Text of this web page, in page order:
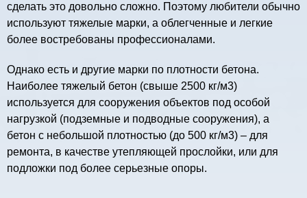
сделать это довольно сложно. Поэтому любители обычно
используют тяжелые марки, а облегченные и легкие
более востребованы профессионалами.
Однако есть и другие марки по плотности бетона.
Наиболее тяжелый бетон (свыше 2500 кг/м3)
используется для сооружения объектов под особой
нагрузкой (подземные и подводные сооружения), а
бетон с небольшой плотностью (до 500 кг/м3) – для
ремонта, в качестве утепляющей прослойки, или для
подложки под более серьезные опоры.